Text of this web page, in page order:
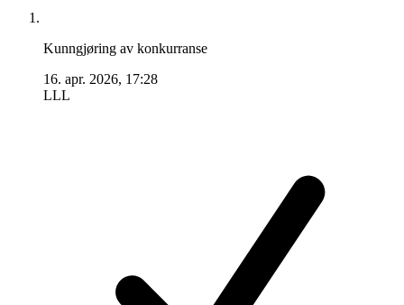
Kunngjøring av konkurranse
16. apr. 2026, 17:28
LLL